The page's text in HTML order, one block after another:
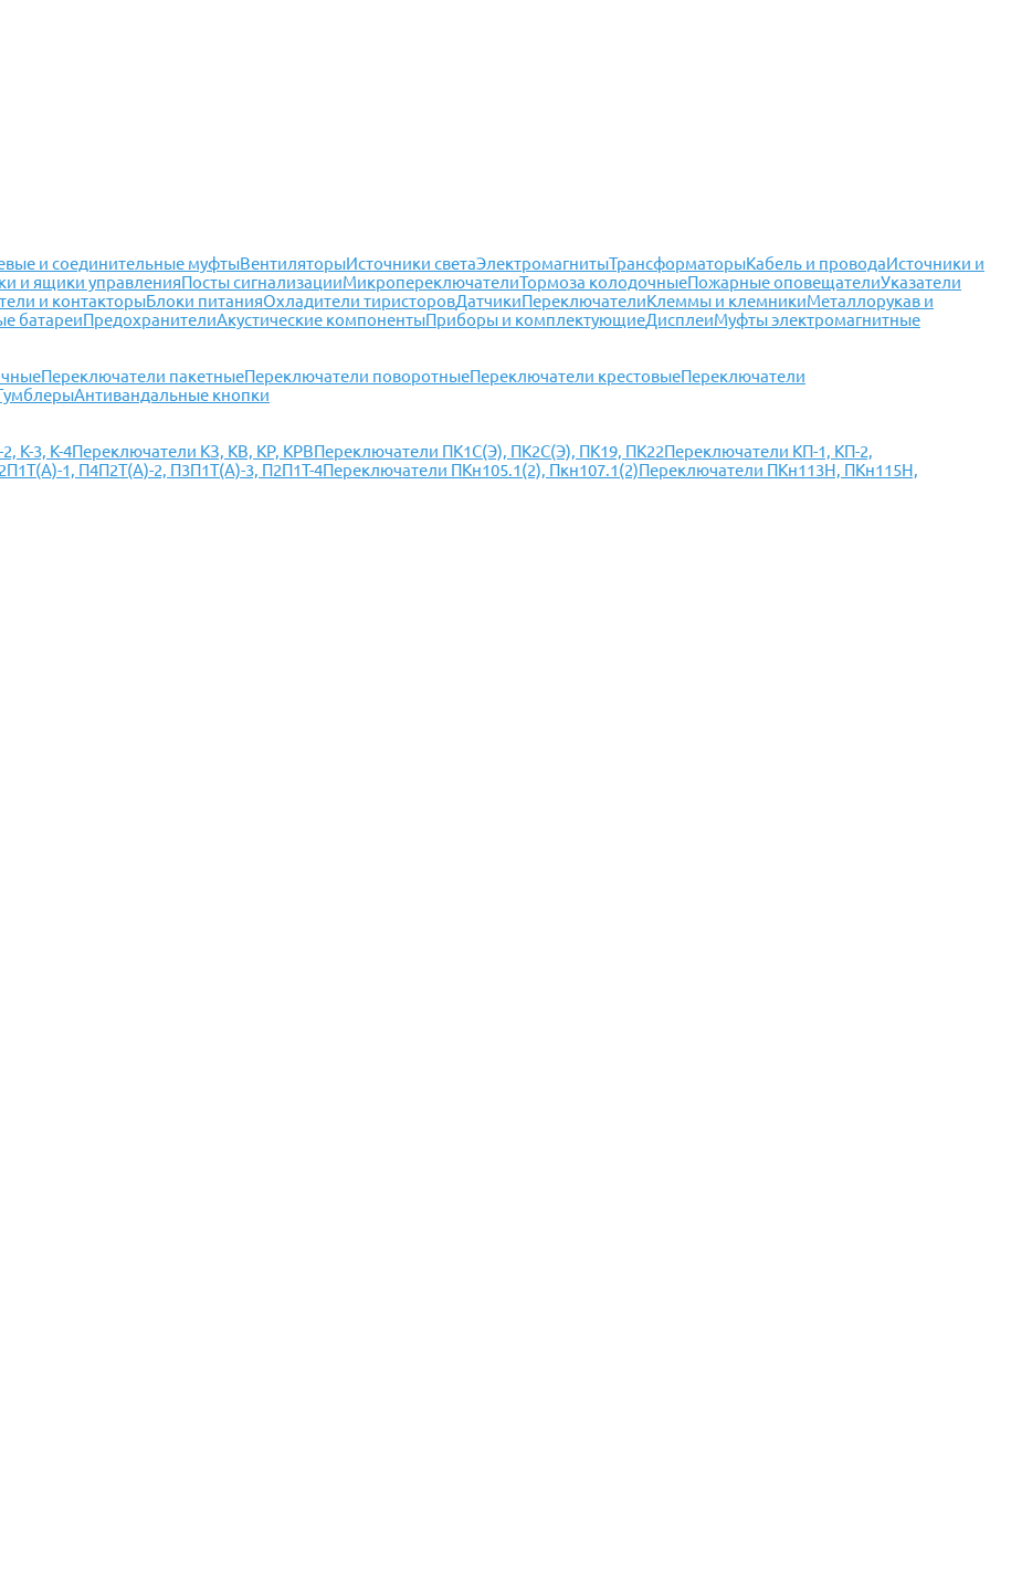
и соединительные муфтыВентиляторыИсточники светаЭлектромагнитыТрансформаторыКабель и проводаИсточники и
и ящики управленияПосты сигнализацииМикропереключателиТормоза колодочныеПожарные оповещателиУказатели
и контакторыБлоки питанияОхладители тиристоровДатчикиПереключателиКлеммы и клемникиМеталлорукав и
батареиПредохранителиАкустические компонентыПриборы и комплектующиеДисплеиМуфты электромагнитные
Переключатели пакетныеПереключатели поворотныеПереключатели крестовыеПереключатели
Антивандальные кнопки
К-3, К-4Переключатели КЗ, КВ, КР, КРВПереключатели ПК1С(Э), ПК2С(Э), ПК19, ПК22Переключатели КП-1, КП-2,
1, П4П2Т(А)-2, П3П1Т(А)-3, П2П1Т-4Переключатели ПКн105.1(2), Пкн107.1(2)Переключатели ПКн113Н, ПКн115Н,